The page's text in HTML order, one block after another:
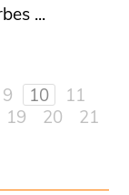
...
9 10
11
19 20
21